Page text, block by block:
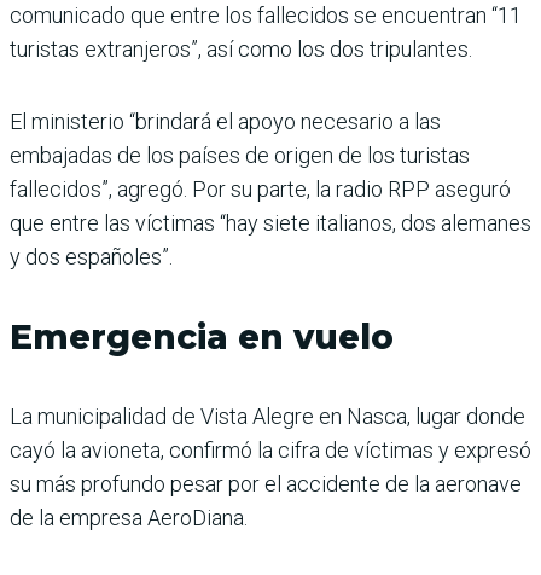
comunicado que entre los fallecidos se encuentran “11
turistas extranjeros”, así como los dos tripulantes.
El ministerio “brindará el apoyo necesario a las
embajadas de los países de origen de los turistas
fallecidos”, agregó. Por su parte, la radio RPP aseguró
que entre las víctimas “hay siete italianos, dos alemanes
y dos españoles”.
Emergencia en vuelo
La municipalidad de Vista Alegre en Nasca, lugar donde
cayó la avioneta, confirmó la cifra de víctimas y expresó
su más profundo pesar por el accidente de la aeronave
de la empresa AeroDiana.